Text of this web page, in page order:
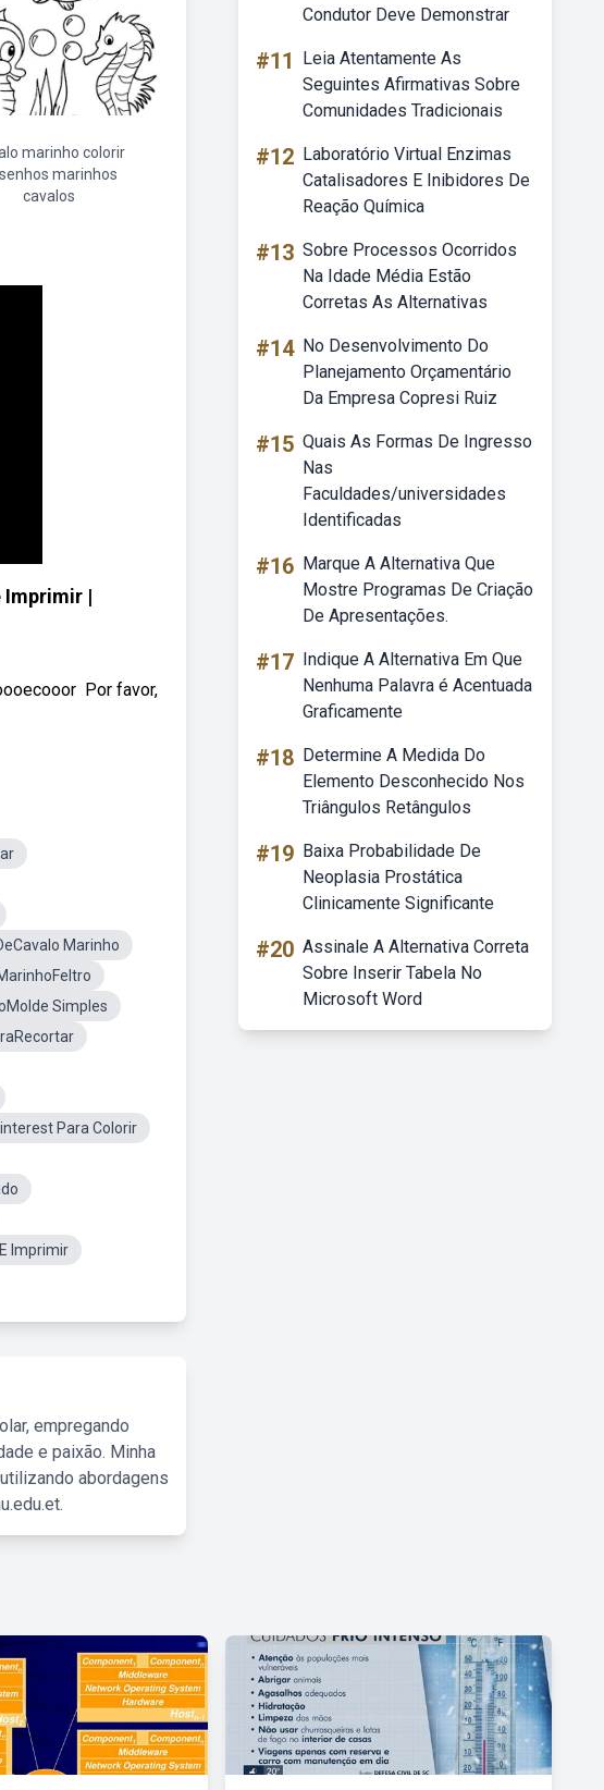
marinho colorir
marinhos
cavalos
Imprimir |
Por favor,
Marinho
Simples
Para Colorir
Imprimir
empregando
e paixão. Minha
abordagens
Condutor Deve Demonstrar
#11
Leia Atentamente As
Seguintes Afirmativas Sobre
Comunidades Tradicionais
#12 Laboratório Virtual Enzimas
Catalisadores E Inibidores De
Reação Química
#13 Sobre Processos Ocorridos
Na Idade Média Estão
Corretas As Alternativas
#14 No Desenvolvimento Do
Planejamento Orçamentário
Da Empresa Copresi Ruiz
#15 Quais As Formas De Ingresso
Nas
Faculdades/universidades
Identificadas
#16 Marque A Alternativa Que
Mostre Programas De Criação
De Apresentações.
#17 Indique A Alternativa Em Que
Nenhuma Palavra é Acentuada
Graficamente
#18 Determine A Medida Do
Elemento Desconhecido Nos
Triângulos Retângulos
#19 Baixa Probabilidade De
Neoplasia Prostática
Clinicamente Significante
#20 Assinale A Alternativa Correta
Sobre Inserir Tabela No
Microsoft Word